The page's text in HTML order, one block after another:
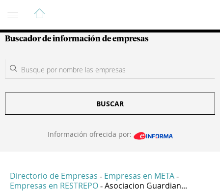
Guía de Empresas Colombianas
Buscador de información de empresas
BUSCAR
Información ofrecida por:
Directorio de Empresas - Empresas en META -
Empresas en RESTREPO - Asociacion Guardian...